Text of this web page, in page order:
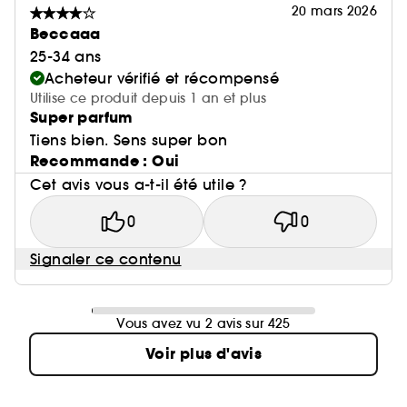
20 mars 2026
Beccaaa
25-34 ans
Acheteur vérifié et récompensé
Utilise ce produit depuis 1 an et plus
Super parfum
Tiens bien. Sens super bon
Recommande : Oui
Cet avis vous a-t-il été utile ?
0 0
Signaler ce contenu
Vous avez vu 2 avis sur 425
Voir plus d'avis